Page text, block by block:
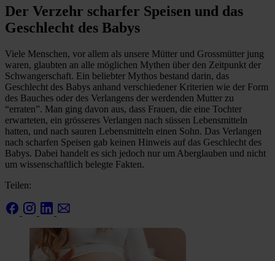
Der Verzehr scharfer Speisen und das
Geschlecht des Babys
Viele Menschen, vor allem als unsere Mütter und Grossmütter jung
waren, glaubten an alle möglichen Mythen über den Zeitpunkt der
Schwangerschaft. Ein beliebter Mythos bestand darin, das
Geschlecht des Babys anhand verschiedener Kriterien wie der Form
des Bauches oder des Verlangens der werdenden Mutter zu
“erraten”. Man ging davon aus, dass Frauen, die eine Tochter
erwarteten, ein grösseres Verlangen nach süssen Lebensmitteln
hatten, und nach sauren Lebensmitteln einen Sohn. Das Verlangen
nach scharfen Speisen gab keinen Hinweis auf das Geschlecht des
Babys. Dabei handelt es sich jedoch nur um Aberglauben und nicht
um wissenschaftlich belegte Fakten.
Teilen: